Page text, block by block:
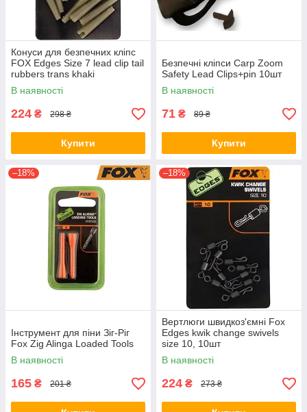
Конуси для безпечних кліпс
FOX Edges Size 7 lead clip tail
rubbers trans khaki
В наявності
224 ₴ 298 ₴
Купити
Безпечні кліпси Carp Zoom
Safety Lead Clips+pin 10шт
В наявності
71 ₴ 89 ₴
Купити
–18%
Інструмент для піни Зіг-Ріг
Fox Zig Alinga Loaded Tools
В наявності
165 ₴ 201 ₴
–18%
Вертлюги швидкоз'ємні Fox
Edges kwik change swivels
size 10, 10шт
В наявності
224 ₴ 273 ₴